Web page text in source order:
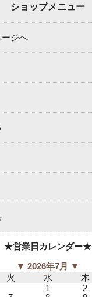
ショップメニュー
ジへ
★営業日カレンダー★
▼ 2026年7月 ▼
火 水 木
1
2